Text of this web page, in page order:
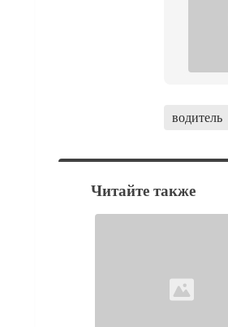
водитель
Читайте также